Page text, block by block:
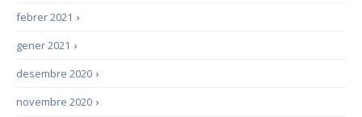
›
febrer 2021
›
gener 2021
›
desembre 2020
›
novembre 2020